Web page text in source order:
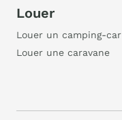
Louer
Louer un camping-car
Louer une caravane